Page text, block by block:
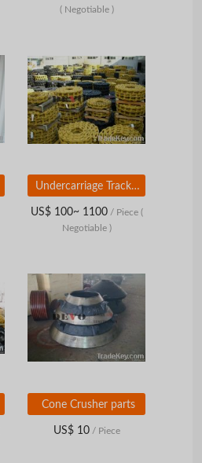
( Negotiable )
Undercarriage Track Chain
US$ 100~ 1100/ Piece (
Negotiable )
Cone Crusher parts
US$ 10/ Piece